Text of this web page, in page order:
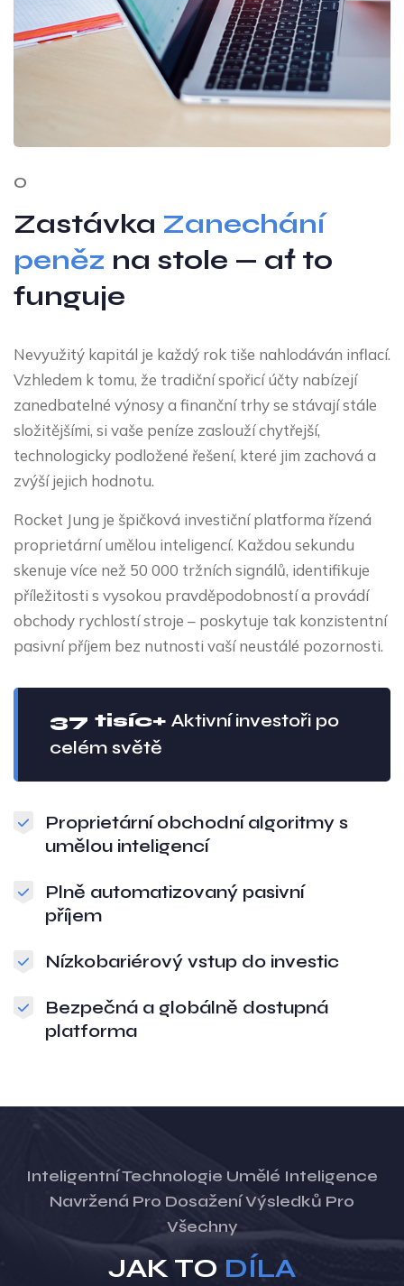
O
Zastávka Zanechání
peněz na stole — ať to
funguje
Nevyužitý kapitál je každý rok tiše nahlodáván inflací.
Vzhledem k tomu, že tradiční spořicí účty nabízejí
zanedbatelné výnosy a finanční trhy se stávají stále
složitějšími, si vaše peníze zaslouží chytřejší,
technologicky podložené řešení, které jim zachová a
zvýší jejich hodnotu.
Rocket Jung je špičková investiční platforma řízená
proprietární umělou inteligencí. Každou sekundu
skenuje více než 50 000 tržních signálů, identifikuje
příležitosti s vysokou pravděpodobností a provádí
obchody rychlostí stroje – poskytuje tak konzistentní
pasivní příjem bez nutnosti vaší neustálé pozornosti.
37 tisíc+ Aktivní investoři po
celém světě
Proprietární obchodní algoritmy s
umělou inteligencí
Plně automatizovaný pasivní
příjem
Nízkobariérový vstup do investic
Bezpečná a globálně dostupná
platforma
Inteligentní Technologie Umělé Inteligence
Navržená Pro Dosažení Výsledků Pro
Všechny
JAK TO DÍLA